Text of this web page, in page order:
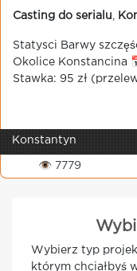
Casting do serialu
Statysci Barwy
Okolice Konstancina
Stawka: 95 zł
Konstantyn
👁 7779
Wybierz typ
którym chciałbyś